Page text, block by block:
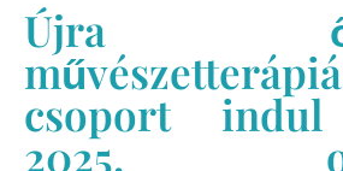
Újra
csoport indul
2025.